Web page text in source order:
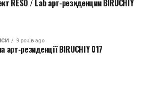
RESÒ / Lab арт-резиденции BIRUCHIY
9 років ago
арт-резиденції BIRUCHIY 017